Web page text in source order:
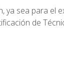
sea para el
de